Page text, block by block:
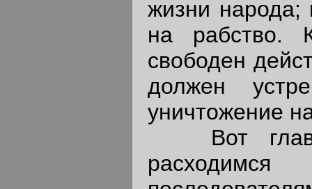
жизни
на рабство.
свободен
должен
уничтожение
Вот